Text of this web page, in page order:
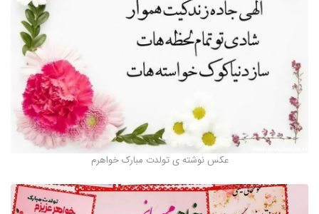
عکس نوشته ی تولدت مبارک خواهرم